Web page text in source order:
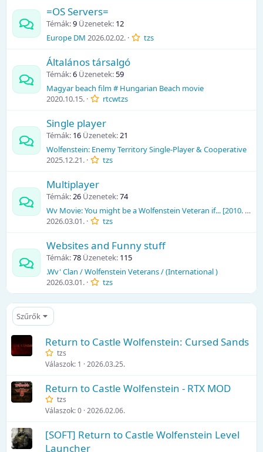
=OS Servers=
Témák 9 Üzenetek 12
Europe DM 2026.02.02. tzs
Általános társalgó
Témák 6 Üzenetek 59
Magyar beach film # Hungarian Beach movie
2020.10.15.
rtcwtzs
Single player
Témák 16 Üzenetek 21
Wolfenstein: Enemy Territory Single-Player & Cooperative
2025.12.21.
tzs
Multiplayer
Témák 26 Üzenetek 74
Wv Movie: You might be a Wolfenstein Veteran if... [2010. okt. 14.]
2026.03.01.
tzs
Websites and Funny stuff
Témák 78 Üzenetek 115
.Wv' Clan / Wolfenstein Veterans / (International )
2026.03.01.
tzs
Szűrők
Return to Castle Wolfenstein: Cursed Sands
tzs
Válaszok 1 2026.03.25.
Return to Castle Wolfenstein - RTX MOD
tzs
Válaszok 0 2026.02.06.
[SOFT] Return to Castle Wolfenstein Level
Launcher